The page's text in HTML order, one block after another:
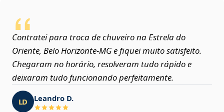
Contratei para troca de chuveiro na Estrela do
Oriente, Belo Horizonte‑MG e fiquei muito satisfeito.
Chegaram no horário, resolveram tudo rápido e
deixaram tudo funcionando perfeitamente.
LD Leandro D.